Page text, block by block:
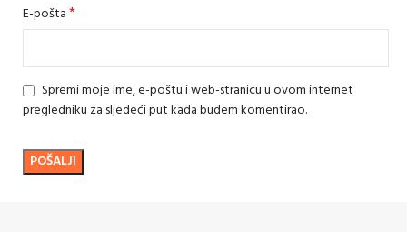
E-pošta*
Spremi moje ime, e-poštu i web-stranicu u ovom internet
pregledniku za sljedeći put kada budem komentirao.